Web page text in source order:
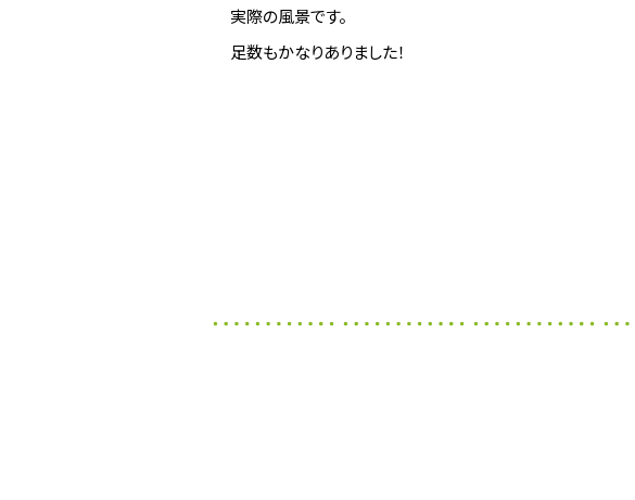
実際の風景です。
足数もかなりありました！